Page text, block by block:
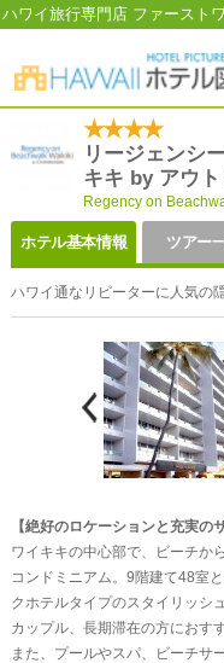
ハワイ旅行専門店 ファースト
★★★★
リージェンシ
キキ by アウ
Regency on
ハワイ通なリピーターに人気の
【絶好のロケーションと充実の
ワイキキの中心部で、ビーチか
コンドミニアム。9階建て48室
クホテルタイプのスタイリッシ
カップル、長期滞在の方におす
また、プールやスパ、ビーチサ
ホテル基本情報 ツアー